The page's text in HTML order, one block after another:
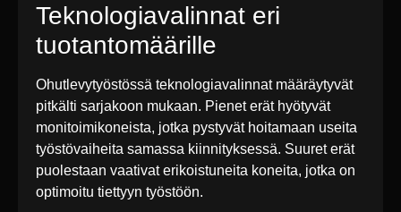
Teknologiavalinnat eri
tuotantomäärille
Ohutlevytyöstössä teknologiavalinnat määräytyvät
pitkälti sarjakoon mukaan. Pienet erät hyötyvät
monitoimikoneista, jotka pystyvät hoitamaan useita
työstövaiheita samassa kiinnityksessä. Suuret erät
puolestaan vaativat erikoistuneita koneita, jotka on
optimoitu tiettyyn työstöön.